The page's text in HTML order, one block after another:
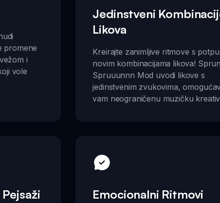
promene
i
vole
Jedinstveni
Likova
Kreirajte zanimljive ritmove s
novim kombinacijama likova!
Spruuunnn Mod uvodi likove s
jedinstvenim zvukovima,
vam neograničenu muzičku
Emocionalni Ritmovi